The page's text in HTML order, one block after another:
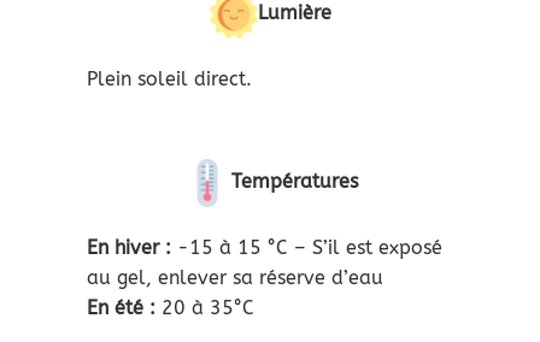
Lumière
Plein soleil direct.
Températures
En hiver : -15 à 15 °C – S’il est exposé
au gel, enlever sa réserve d’eau
En été : 20 à 35°C